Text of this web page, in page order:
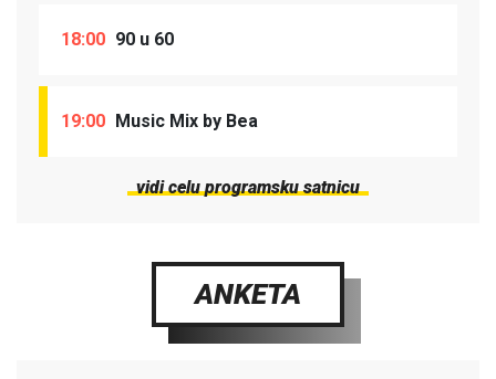
18:00 90 u 60
19:00 Music Mix by Bea
vidi celu programsku satnicu
ANKETA